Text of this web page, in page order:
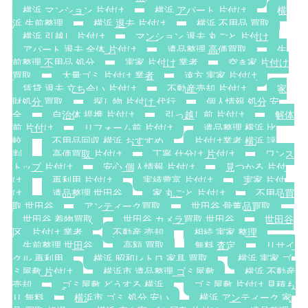
横浜 マンション 片付け
横浜 アパート 片付け
横
浜 生前整理
横浜 退去 片付け
横浜 不用品 買取
横浜 引越し 片付け
マンション 退去 丸ごと 片付け
アパート 退去 全体 片付け
遺品整理 高価買取
生
前整理 不用品 処分
実家 片付け 業者
空き家 片付け
買取
大量ゴミ 片付け 業者
遠方 実家 片付け
賃貸 退去 立ち会い 片付け
不動産売却 片付け
家
財処分 買取
探し物 片付け 代行
個人情報 処分 安
全
自治体 提携 片付け 引っ越し前 片付け
解体
前 片付け
リフォーム前 片付け
遺品整理 横浜 比
較
不用品回収 横浜 おすすめ
片付け業者 横浜 評
判
高価買取 片付け 丁寧 仕分け 片付け
ワンス
トップ 片付け
安心 個人情報 片付け
見つかる 片付
け
再利用 片付け 実績豊富 片付け
実家 片付
け
遺品整理 世田谷 家 丸ごと 片付け
不用品買
取 世田谷
アンティーク買取
世田谷 骨董品買取
世田谷 着物買取
世田谷 カメラ買取 世田谷
世田谷
区 片付け 業者
不動産 売却
相続 実家 整理
生前整理 世田谷
高額 買取 無料 査定
リサイ
クル 再利用
横浜 昭和レトロ 家具 買取
横浜 実家 ゴ
ミ屋敷 片付け
横浜市 遺品整理 ゴミ屋敷
横浜 不動産
売却
ゴミ屋敷 どうする 横浜
ゴミ屋敷 片付け 見積も
り 無料
横浜市 ゴミ 処分 安い
横浜 アンティーク 家